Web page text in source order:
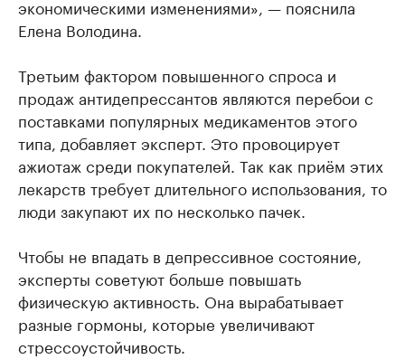
экономическими изменениями», — пояснила
Елена Володина.
Третьим фактором повышенного спроса и
продаж антидепрессантов являются перебои с
поставками популярных медикаментов этого
типа, добавляет эксперт. Это провоцирует
ажиотаж среди покупателей. Так как приём этих
лекарств требует длительного использования, то
люди закупают их по несколько пачек.
Чтобы не впадать в депрессивное состояние,
эксперты советуют больше повышать
физическую активность. Она вырабатывает
разные гормоны, которые увеличивают
стрессоустойчивость.